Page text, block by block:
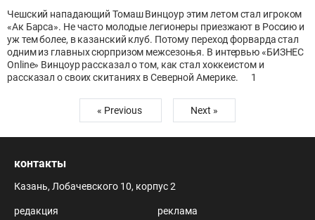
Чешский нападающий Томаш Винцоур этим летом стал игроком
«Ак Барса». Не часто молодые легионеры приезжают в Россию и
уж тем более, в казанский клуб. Потому переход форварда стал
одним из главных сюрпризом межсезонья. В интервью «БИЗНЕС
Online» Винцоур рассказал о том, как стал хоккеистом и
рассказал о своих скитаниях в Северной Америке.
1
« Previous Next »
контакты
Казань, Лобачевского 10, корпус 2
редакция
реклама